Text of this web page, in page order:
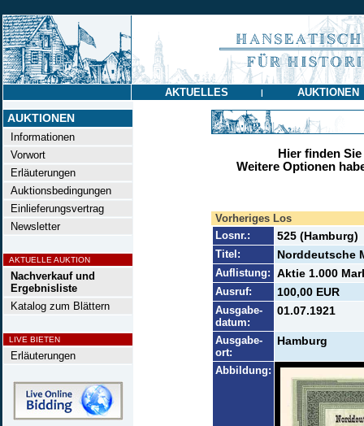
AKTUELLES | AUKTIONEN
AUKTIONEN
Informationen
Vorwort
Erläuterungen
Auktionsbedingungen
Einlieferungsvertrag
Newsletter
AKTUELLE AUKTION
Nachverkauf und
Ergebnisliste
Katalog zum Blättern
LIVE BIETEN
Erläuterungen
Hier finden
Weitere Optionen
Vorheriges Los
Losnr.:
525 (Hamburg)
Titel: Norddeutsche
Auflistung: Aktie 1.000
Ausruf: 100,00 EUR
Ausgabe-
datum:
01.07.1921
Ausgabe-
ort:
Hamburg
Abbildung: